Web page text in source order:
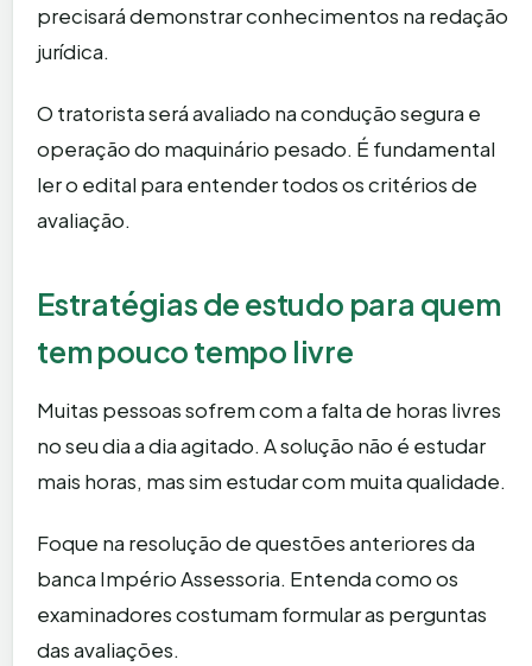
precisará demonstrar conhecimentos na redação
jurídica.
O tratorista será avaliado na condução segura e
operação do maquinário pesado. É fundamental
ler o edital para entender todos os critérios de
avaliação.
Estratégias de estudo para quem
tem pouco tempo livre
Muitas pessoas sofrem com a falta de horas livres
no seu dia a dia agitado. A solução não é estudar
mais horas, mas sim estudar com muita qualidade.
Foque na resolução de questões anteriores da
banca Império Assessoria. Entenda como os
examinadores costumam formular as perguntas
das avaliações.